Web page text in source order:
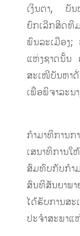
ເງິນຕາ, ບັ
ຍົກເລີກສິດ
ພົນລະເມືອງ
ແຫ່ງຊາດນັ້ນ
ສະເໜີບັນຫາ
ເພື່ອພິຈາລະນ
ການກວ
ກຳມາທິການ
ເສນາທິການໃ
ສົມທົບກັບກ
ສົນທິສັນຍາພ
ໄດ້ຮັບການສະ
ປະຈຳສະພາ